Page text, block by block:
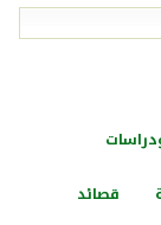
قصائد